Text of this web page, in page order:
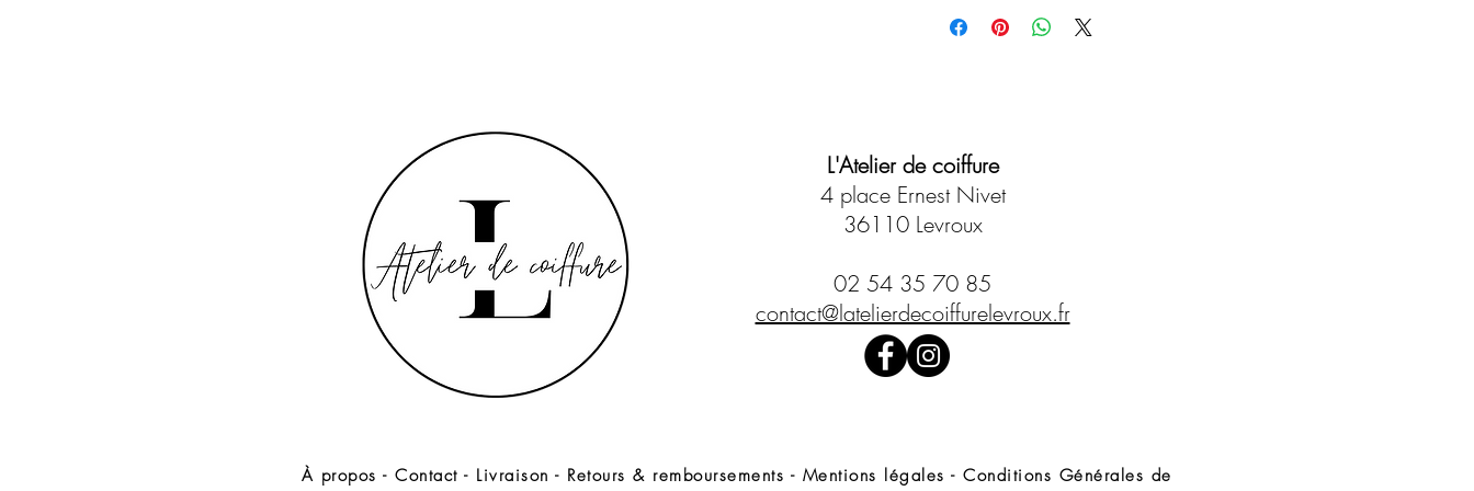
- Hydrate et donne de la légèreté aux
pour un effet glow.
- Neutralisé les reflets jaunes pour prolonger
Extrait de graines de baobab : L'huile de
graine de baobab hydrate les cheveux tout
en améliorant leur tonus.
Extrait de bambou : Riche en anti oxydants,
protège les cheveux, et donne un effet anti
L'Atelier de coiffure
4 place Ernest Nivet
36110 Levroux
02 54 35 70 85
contact@latelierdecoiffurelevroux.fr
À propos - Contact - Livraison - Retours & remboursements - Mentions légales - Conditions Générales de